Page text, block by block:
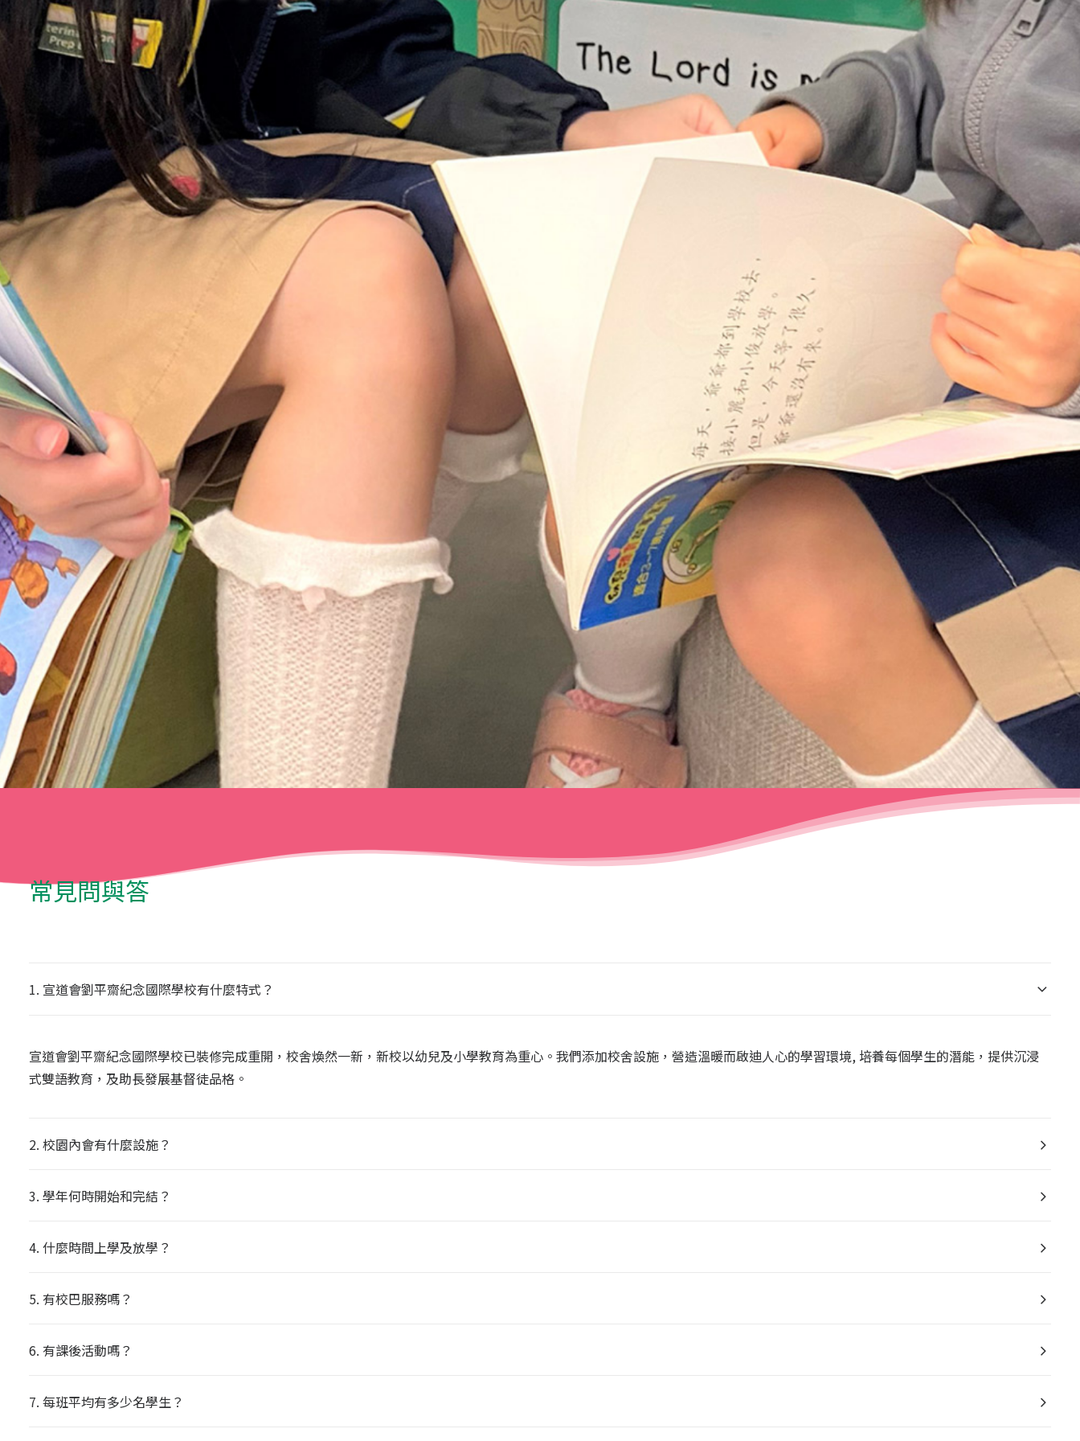
常見問與答
1. 宣道會劉平齋紀念國際學校有什麼特式？
宣道會劉平齋紀念國際學校已裝修完成重開，校舍煥然一新，新校以幼兒及小學教育為重心。我們添加校舍設施，營造溫暖而啟迪人心的學習環境, 培養每個學生的潛能，提供沉浸
式雙語教育，及助長發展基督徒品格。
2. 校園內會有什麼設施？
3. 學年何時開始和完結？
4. 什麼時間上學及放學？
5. 有校巴服務嗎？
6. 有課後活動嗎？
7. 每班平均有多少名學生？